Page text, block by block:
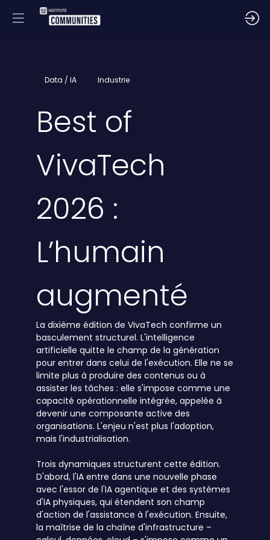
Data / IA Industrie
Best of
VivaTech
2026 :
L’humain
augmenté
La dixième édition de VivaTech confirme un
basculement structurel. L'intelligence
artificielle quitte le champ de la génération
pour entrer dans celui de l'exécution. Elle ne se
limite plus à produire des contenus ou à
assister les tâches : elle s'impose comme une
capacité opérationnelle intégrée, appelée à
devenir une composante active des
organisations. L'enjeu n'est plus l'adoption,
mais l'industrialisation.
Trois dynamiques structurent cette édition.
D'abord, l'IA entre dans une nouvelle phase
avec l'essor de l'IA agentique et des systèmes
d'IA physiques, qui étendent son champ
d'action de l'assistance à l'exécution. Ensuite,
la maîtrise de la chaîne d'infrastructure –